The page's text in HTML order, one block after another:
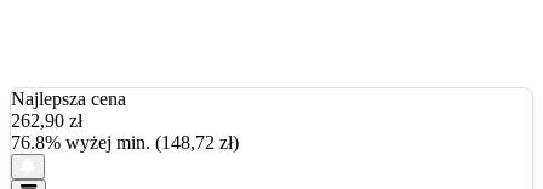
Najlepsza cena
262,90 zł
76.8% wyżej min. (148,72 zł)